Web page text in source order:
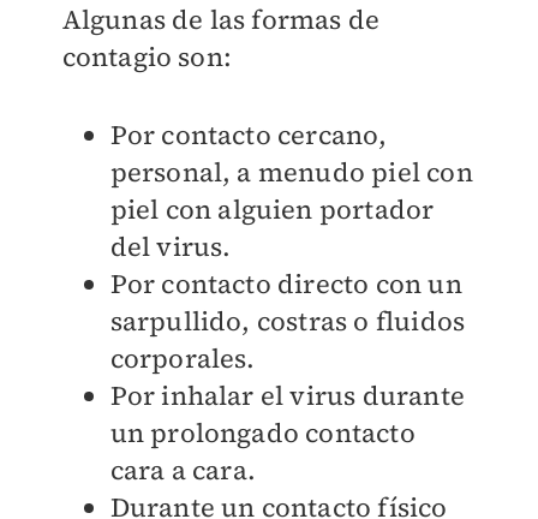
Algunas de las formas de
contagio son:
Por contacto cercano,
personal, a menudo piel con
piel con alguien portador
del virus.
Por contacto directo con un
sarpullido, costras o fluidos
corporales.
Por inhalar el virus durante
un prolongado contacto
cara a cara.
Durante un contacto físico